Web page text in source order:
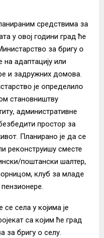
средствима за
у овој години град ће
за бригу о
на адаптацију или
и задружних домова.
је определило
становништву
административне
простор за
Планирано је да се
реконструишу сместе
поштански шалтер,
клуб за младе
села у којима је
са којим ће град
за бригу о селу.